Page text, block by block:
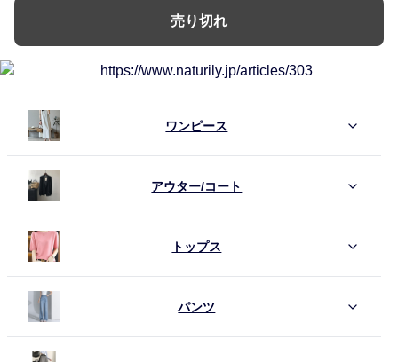
売り切れ
ワンピース
アウター/コート
トップス
パンツ